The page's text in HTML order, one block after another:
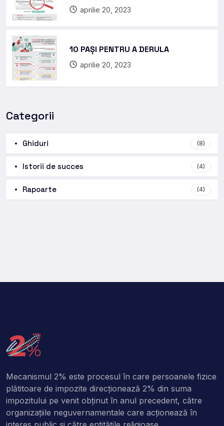
aprilie 20, 2023
10 PAȘI PENTRU A DERULA
aprilie 20, 2023
Categorii
Ghiduri (8)
Istorii de succes (4)
Rapoarte (4)
Mecanismul 2% este procesul în care persoanele fizice
plătitoare de impozite direcţionează 2% din suma
impozitului pe venit obţinut în anul precedent, către
organizaţiile neguvernamentale care acţionează în